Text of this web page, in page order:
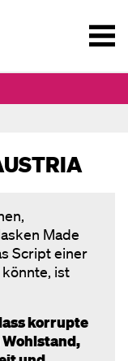
Made
Script einer
ist
korrupte